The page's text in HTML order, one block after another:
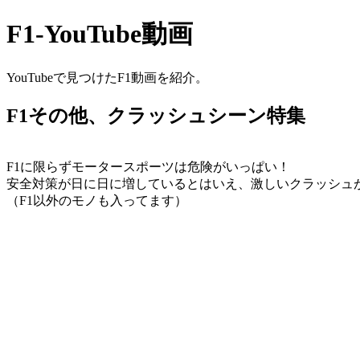
F1-YouTube動画
YouTubeで見つけたF1動画を紹介。
F1その他、クラッシュシーン特集
F1に限らずモータースポーツは危険がいっぱい！
安全対策が日に日に増しているとはいえ、激しいクラッシ
（F1以外のモノも入ってます）